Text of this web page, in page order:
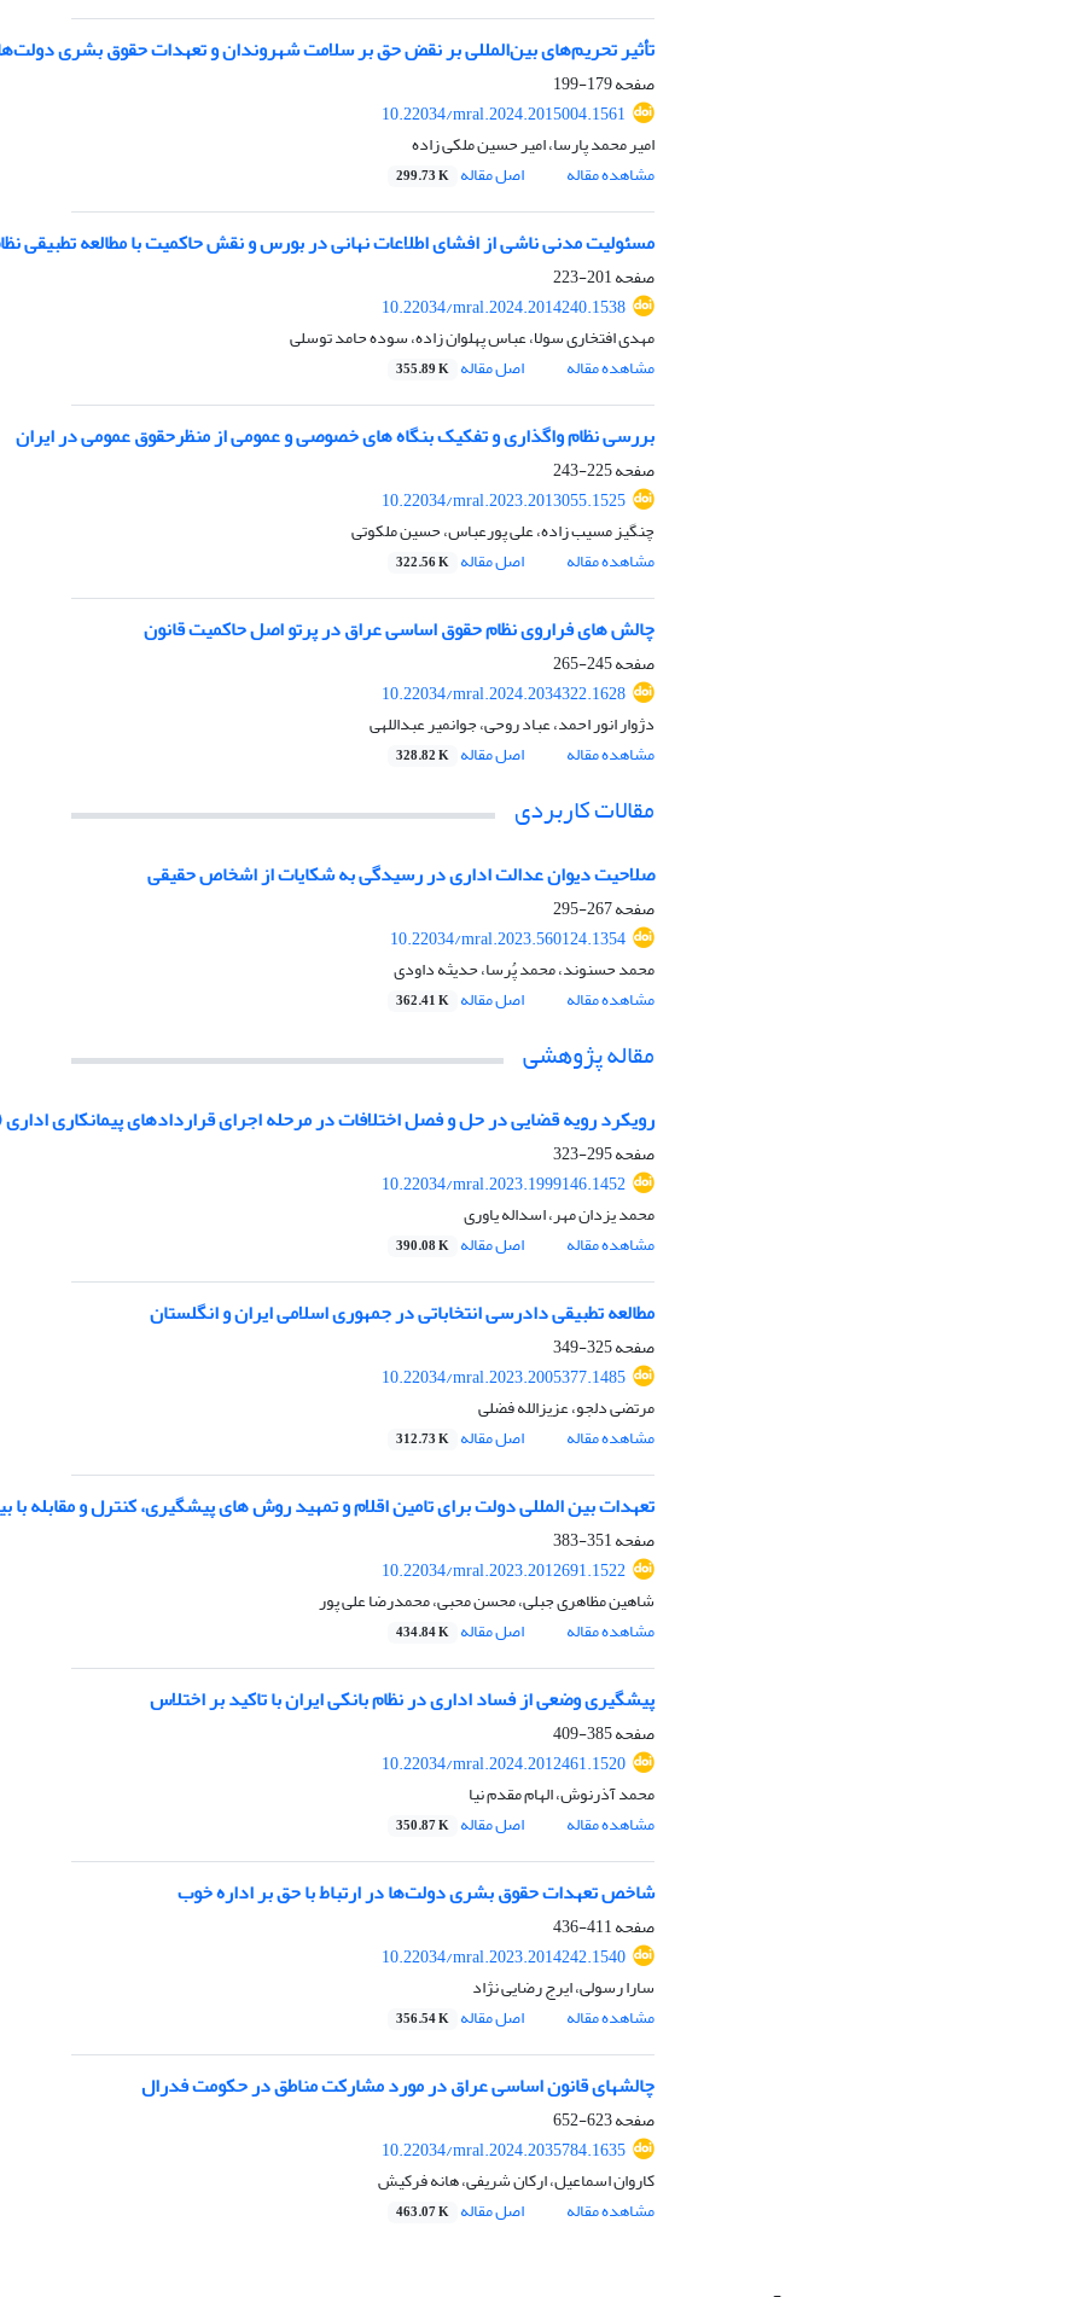
تأثیر تحریم‌های بین‌المللی بر نقض حق بر سلامت شهروندان و تعهدات حقوق بشری
صفحه179-199
10.22034/mral.2024.2015004.1561
امیر محمد پارسا، امیر حسین ملکی زاده
مشاهده مقاله
اصل مقاله 299.73 K
مسئولیت مدنی ناشی از افشای اطلاعات نهانی در بورس و نقش حاکمیت با مطالعه تطبیقی
صفحه201-223
10.22034/mral.2024.2014240.1538
مهدی افتخاری سولا، عباس پهلوان زاده، سوده حامد توسلی
مشاهده مقاله
اصل مقاله 355.89 K
بررسی نظام واگذاری و تفکیک بنگاه های خصوصی و عمومی از منظرحقوق عمومی در ایران
صفحه225-243
10.22034/mral.2023.2013055.1525
چنگیز مسیب زاده، علی پورعباس، حسین ملکوتی
مشاهده مقاله
اصل مقاله 322.56 K
چالش های فراروی نظام حقوق اساسی عراق در پرتو اصل حاکمیت قانون
صفحه245-265
10.22034/mral.2024.2034322.1628
دژوار انور احمد، عباد روحی، جوانمیر عبداللهی
مشاهده مقاله
اصل مقاله 328.82 K
مقالات کاربردی
صلاحیت دیوان عدالت اداری در رسیدگی به شکایات از اشخاص حقیقی
صفحه267-295
10.22034/mral.2023.560124.1354
محمد حسنوند، محمد پُرسا، حدیثه داودی
مشاهده مقاله
اصل مقاله 362.41 K
مقاله پژوهشی
رویکرد رویه قضایی در حل و فصل اختلافات در مرحله اجرای قراردادهای پیمانکاری اداری
صفحه295-323
10.22034/mral.2023.1999146.1452
محمد یزدان مهر، اسداله یاوری
مشاهده مقاله
اصل مقاله 390.08 K
مطالعه تطبیقی دادرسی انتخاباتی در جمهوری اسلامی ایران و انگلستان
صفحه325-349
10.22034/mral.2023.2005377.1485
مرتضی دلجو، عزیزالله فضلی
مشاهده مقاله
اصل مقاله 312.73 K
تعهدات بین المللی دولت برای تامین اقلام و تمهید روش های پیشگیری، کنترل و مقابله با
صفحه351-383
10.22034/mral.2023.2012691.1522
شاهین مظاهری جبلی، محسن محبی، محمدرضا علی پور
مشاهده مقاله
اصل مقاله 434.84 K
پیشگیری وضعی از فساد اداری در نظام بانکی ایران با تاکید بر اختلاس
صفحه385-409
10.22034/mral.2024.2012461.1520
محمد آذرنوش، الهام مقدم نیا
مشاهده مقاله
اصل مقاله 350.87 K
شاخص تعهدات حقوق بشری دولت‌ها در ارتباط با حق بر اداره خوب
صفحه411-436
10.22034/mral.2023.2014242.1540
سارا رسولی، ایرج رضایی نژاد
مشاهده مقاله
اصل مقاله 356.54 K
چالشهای قانون اساسی عراق در مورد مشارکت مناطق در حکومت فدرال
صفحه623-652
10.22034/mral.2024.2035784.1635
کاروان اسماعیل، ارکان شریفی، هانه فرکیش
مشاهده مقاله
اصل مقاله 463.07 K